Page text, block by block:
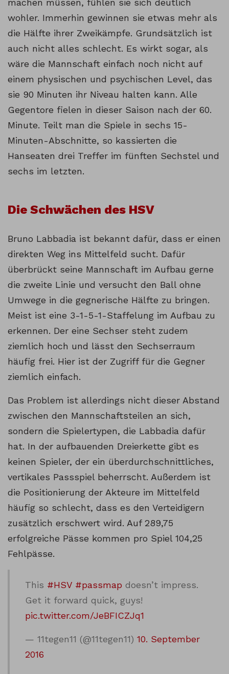
machen müssen, fühlen sie sich deutlich
wohler. Immerhin gewinnen sie etwas mehr als
die Hälfte ihrer Zweikämpfe. Grundsätzlich ist
auch nicht alles schlecht. Es wirkt sogar, als
wäre die Mannschaft einfach noch nicht auf
einem physischen und psychischen Level, das
sie 90 Minuten ihr Niveau halten kann. Alle
Gegentore fielen in dieser Saison nach der 60.
Minute. Teilt man die Spiele in sechs 15-
Minuten-Abschnitte, so kassierten die
Hanseaten drei Treffer im fünften Sechstel und
sechs im letzten.
Die Schwächen des HSV
Bruno Labbadia ist bekannt dafür, dass er einen
direkten Weg ins Mittelfeld sucht. Dafür
überbrückt seine Mannschaft im Aufbau gerne
die zweite Linie und versucht den Ball ohne
Umwege in die gegnerische Hälfte zu bringen.
Meist ist eine 3-1-5-1-Staffelung im Aufbau zu
erkennen. Der eine Sechser steht zudem
ziemlich hoch und lässt den Sechserraum
häufig frei. Hier ist der Zugriff für die Gegner
ziemlich einfach.
Das Problem ist allerdings nicht dieser Abstand
zwischen den Mannschaftsteilen an sich,
sondern die Spielertypen, die Labbadia dafür
hat. In der aufbauenden Dreierkette gibt es
keinen Spieler, der ein überdurchschnittliches,
vertikales Passspiel beherrscht. Außerdem ist
die Positionierung der Akteure im Mittelfeld
häufig so schlecht, dass es den Verteidigern
zusätzlich erschwert wird. Auf 289,75
erfolgreiche Pässe kommen pro Spiel 104,25
Fehlpässe.
This #HSV #passmap doesn’t impress.
Get it forward quick, guys!
pic.twitter.com/JeBFICZJq1
— 11tegen11 (@11tegen11) 10. September
2016